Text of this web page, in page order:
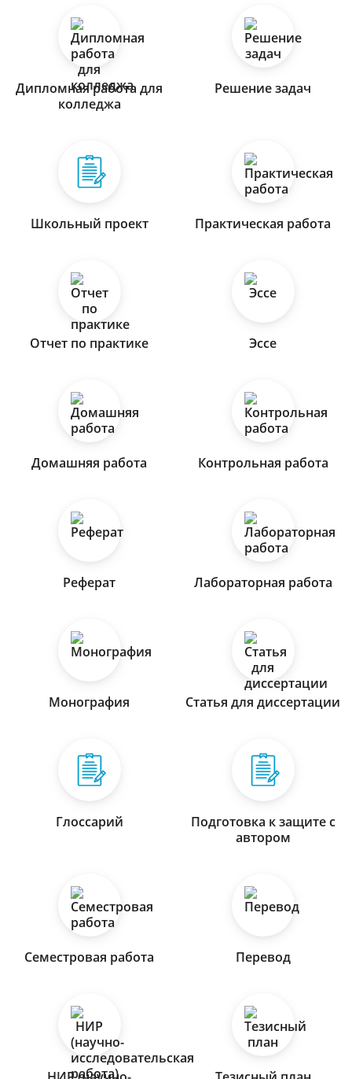
Дипломная работа для
колледжа
Решение задач
Школьный проект Практическая работа
Отчет по практике Эссе
Домашняя работа Контрольная работа
Реферат Лабораторная работа
Монография Статья для диссертации
Глоссарий
Подготовка к защите с
автором
Семестровая работа Перевод